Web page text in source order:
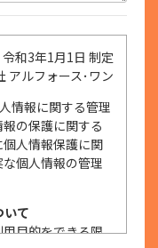
令和3年1月1日 制定
アルフォース･ワン
情報に関する管理
の保護に関する
人情報保護に関
個人情報の管理
いて
目的をできる限